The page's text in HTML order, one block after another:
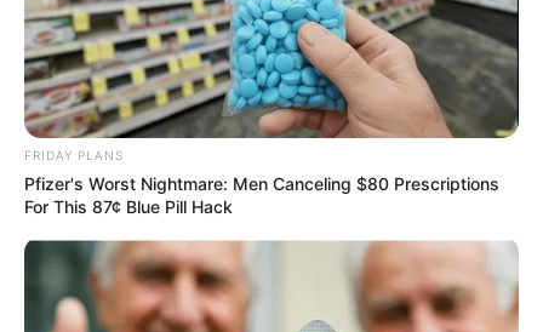
FRIDAY PLANS
Pfizer's Worst Nightmare: Men Canceling $80 Prescriptions
For This 87¢ Blue Pill Hack